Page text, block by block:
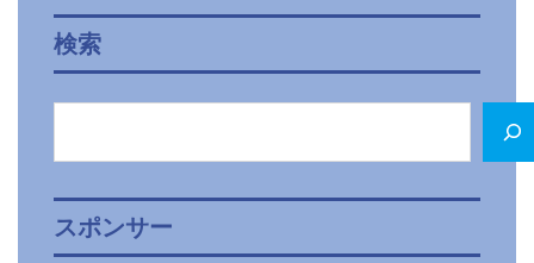
検索
スポンサー